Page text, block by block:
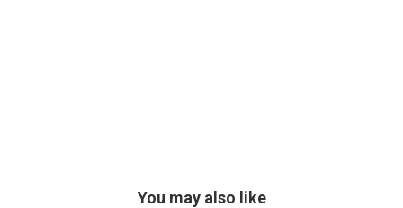
You may also like